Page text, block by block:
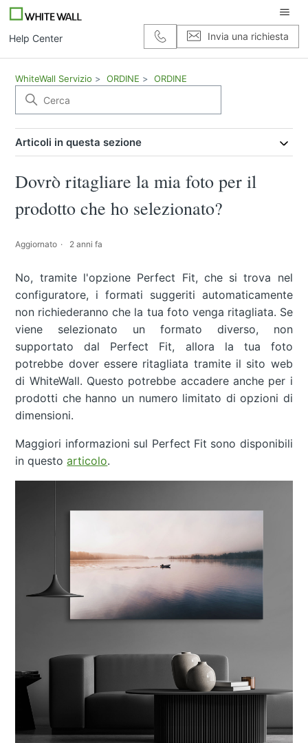
Help Center Invia una richiesta
WhiteWall Servizio ORDINE ORDINE
Articoli in questa sezione
Dovrò ritagliare la mia foto per il
prodotto che ho selezionato?
Aggiornato 2 anni fa
No, tramite l'opzione Perfect Fit, che si trova nel
configuratore, i formati suggeriti automaticamente
non richiederanno che la tua foto venga ritagliata. Se
viene selezionato un formato diverso, non
supportato dal Perfect Fit, allora la tua foto
potrebbe dover essere ritagliata tramite il sito web
di WhiteWall. Questo potrebbe accadere anche per i
prodotti che hanno un numero limitato di opzioni di
dimensioni.
Maggiori informazioni sul Perfect Fit sono disponibili
in questoarticolo.